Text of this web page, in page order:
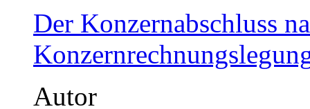
Der Konzernabschluss
Autor